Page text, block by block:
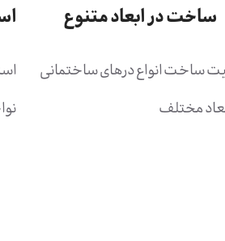
ساخت در ابعاد متنوع
ساخت انواع درهای ساختمانی
مختلف